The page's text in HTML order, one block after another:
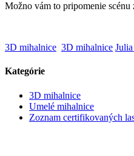
Možno vám to pripomenie
3D mihalnice 3D mihalnice
Kategórie
3D mihalnice
Umelé mihalnice
Zoznam certifikovaných